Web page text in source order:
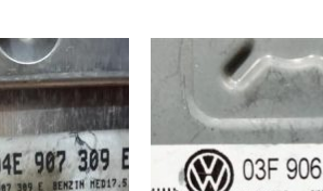
İstek
Listeme
Ekle